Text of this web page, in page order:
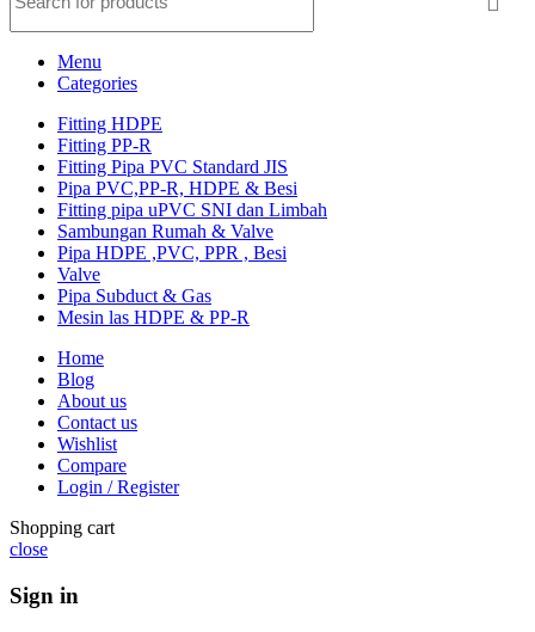
Menu
Categories
Fitting HDPE
Fitting PP-R
Fitting Pipa PVC Standard JIS
Pipa PVC,PP-R, HDPE & Besi
Fitting pipa uPVC SNI dan Limbah
Sambungan Rumah & Valve
Pipa HDPE ,PVC, PPR , Besi
Valve
Pipa Subduct & Gas
Mesin las HDPE & PP-R
Home
Blog
About us
Contact us
Wishlist
Compare
Login / Register
Shopping cart
close
Sign in